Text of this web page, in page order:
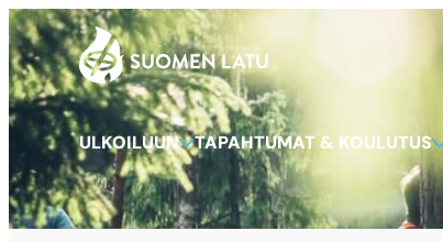
Siirry
suoraan
sisältöön
Suomen Latu
ULKOILUUN TAPAHTUMAT & KOULUTUS